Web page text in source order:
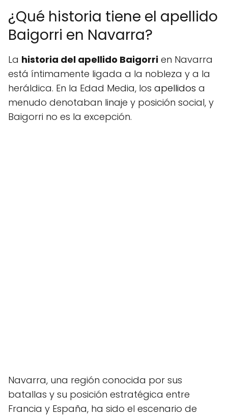
¿Qué historia tiene el apellido
Baigorri en Navarra?
La historia del apellido Baigorri en Navarra
está íntimamente ligada a la nobleza y a la
heráldica. En la Edad Media, los apellidos a
menudo denotaban linaje y posición social, y
Baigorri no es la excepción.
Navarra, una región conocida por sus
batallas y su posición estratégica entre
Francia y España, ha sido el escenario de